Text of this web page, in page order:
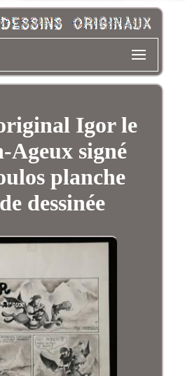
Igor le
Ageux signé
planche
dessinée